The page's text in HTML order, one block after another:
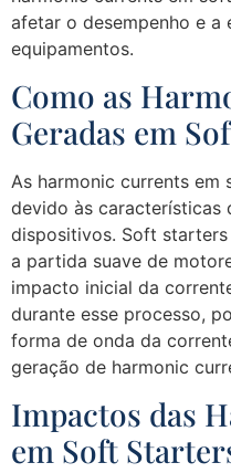
afetar o desempenho e a
equipamentos.
Como as
Geradas em
As harmonic currents
devido às características
dispositivos. Soft
a partida suave de
impacto inicial da
durante esse processo,
forma de onda da
geração de harmonic
Impactos das
em Soft